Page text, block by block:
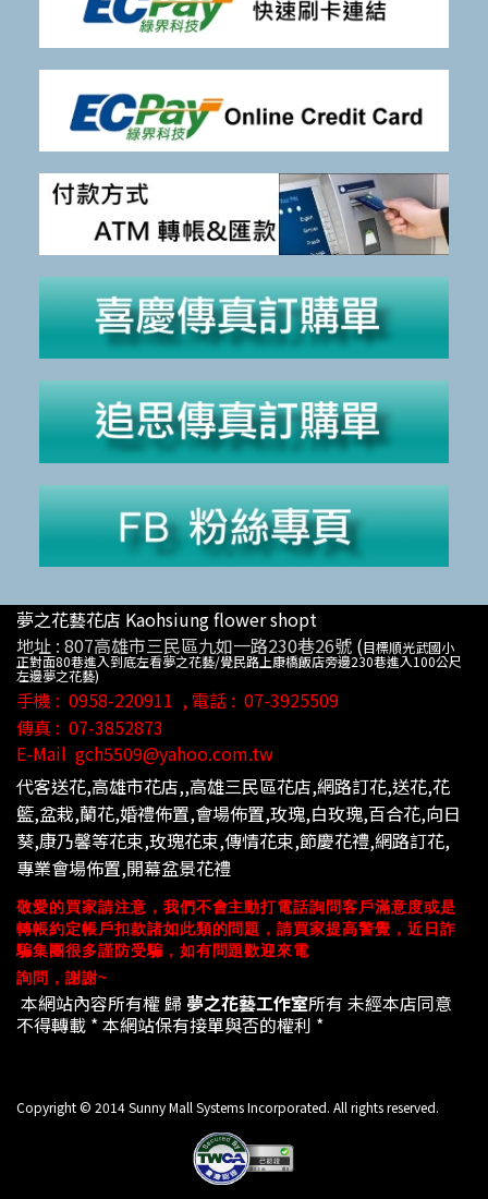
夢之花藝花店 Kaohsiung flower shopt
地址 : 807高雄市三民區九如一路230巷26號 (目標順光武國小
正對面80巷進入到底左看夢之花藝/覺民路上康橋飯店旁邊230巷進入100公尺
左邊夢之花藝)
手機 : 0958-220911 , 電話 : 07-3925509
傳真 : 07-3852873
E-Mail gch5509@yahoo.com.tw
代客送花,高雄市花店,,高雄三民區花店,網路訂花,送花,花
籃,盆栽,蘭花,婚禮佈置,會場佈置,玫瑰,白玫瑰,百合花,向日
葵,康乃馨等花束,玫瑰花束,傳情花束,節慶花禮,網路訂花,
專業會場佈置,開幕盆景花禮
敬愛的買家請注意，我們不會主動打電話詢問客戶滿意度或是
轉帳約定帳戶扣款諸如此類的問題，請買家提高警覺，近日詐
騙集團很多謹防受騙， 如有問題歡迎來電
詢問，謝謝~
本網站內容所有權 歸夢之花藝工作室所有 未經本店同意
不得轉載 * 本網站保有接單與否的權利 *
Copyright © 2014 Sunny Mall Systems Incorporated. All rights reserved.